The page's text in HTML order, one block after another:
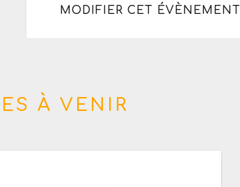
MODIFIER CET ÉVÈNEMENT
À VENIR